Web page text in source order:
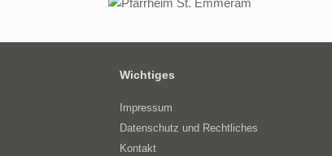
Wichtiges
Impressum
Datenschutz und Rechtliches
Kontakt